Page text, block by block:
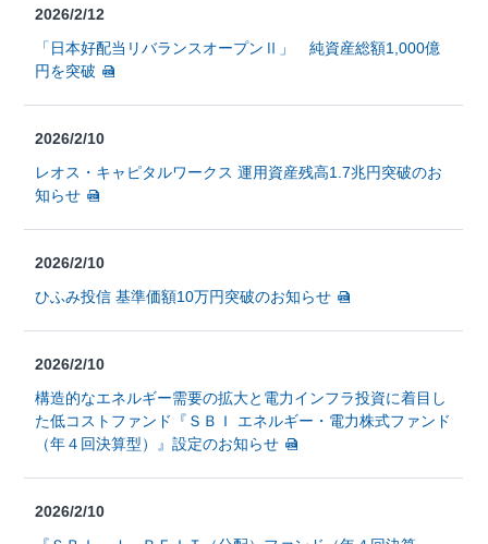
2026/2/12
「日本好配当リバランスオープンⅡ」 純資産総額1,000億
円を突破
2026/2/10
レオス・キャピタルワークス 運用資産残高1.7兆円突破のお
知らせ
2026/2/10
ひふみ投信 基準価額10万円突破のお知らせ
2026/2/10
構造的なエネルギー需要の拡大と電力インフラ投資に着目し
た低コストファンド『ＳＢＩ エネルギー・電力株式ファンド
（年４回決算型）』設定のお知らせ
2026/2/10